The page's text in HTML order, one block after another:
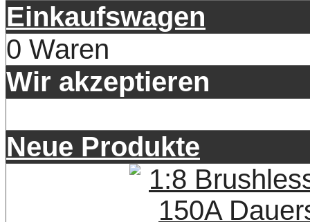
Einkaufswagen
0 Waren
Wir akzeptieren
Neue Produkte